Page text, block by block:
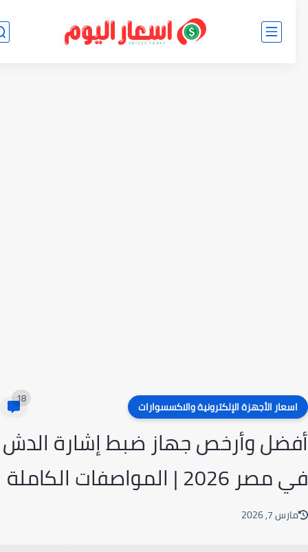
الأجهزة الإلكترونية والاكسسوارات 18
وأرخص جهاز ضبط إشارة الدش
| المواصفات الكاملة
7, 2026